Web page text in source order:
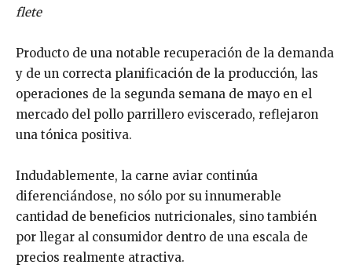
flete
Producto de una notable recuperación de la demanda
y de un correcta planificación de la producción, las
operaciones de la segunda semana de mayo en el
mercado del pollo parrillero eviscerado, reflejaron
una tónica positiva.
Indudablemente, la carne aviar continúa
diferenciándose, no sólo por su innumerable
cantidad de beneficios nutricionales, sino también
por llegar al consumidor dentro de una escala de
precios realmente atractiva.